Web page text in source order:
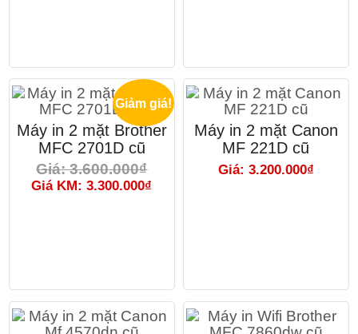
Giảm giá!
Máy in 2 mặt Brother
MFC 2701D cũ
Giá: 3.600.000₫
Giá KM: 3.300.000₫
Máy in 2 mặt Canon
MF 221D cũ
Giá: 3.200.000₫